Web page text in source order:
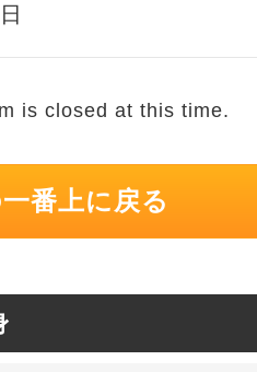
is closed at this time.
番上に戻る